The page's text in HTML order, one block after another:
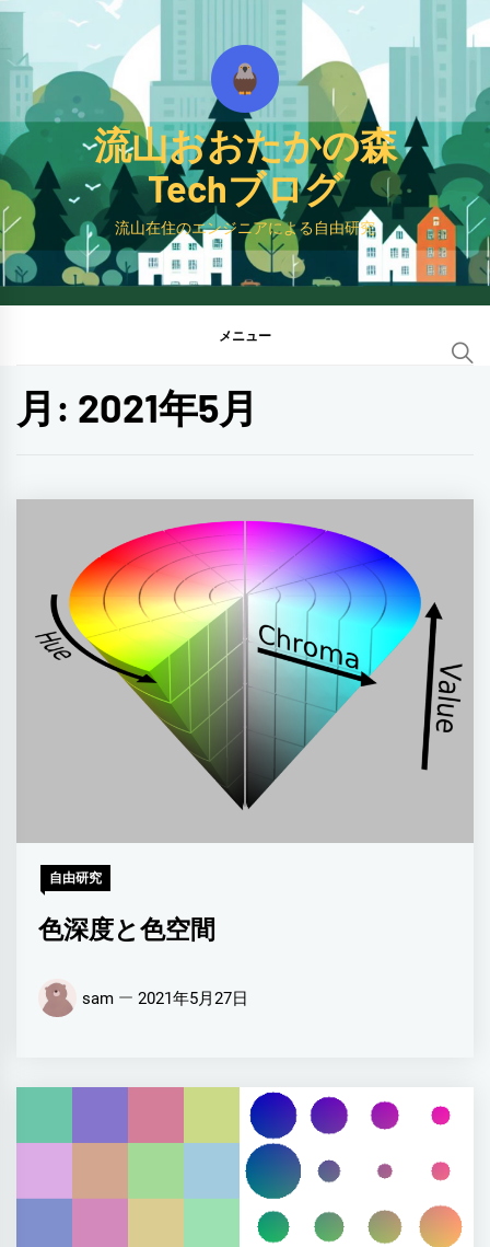
コ
テ
ン
ツ
ス
キ
ッ
プ
流山おおたかの森
Techブログ
流山在住のエンジニアによる自由研究
メニュー
月: 2021年5月
自由研究
色深度と色空間
sam 2021年5月27日